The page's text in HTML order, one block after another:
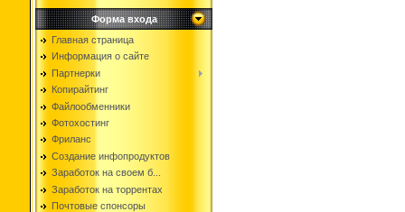
Форма входа
Главная страница
Информация о сайте
Партнерки
Копирайтинг
Файлообменники
Фотохостинг
Фриланс
Создание инфопродуктов
Заработок на своем б...
Заработок на торрентах
Почтовые спонсоры